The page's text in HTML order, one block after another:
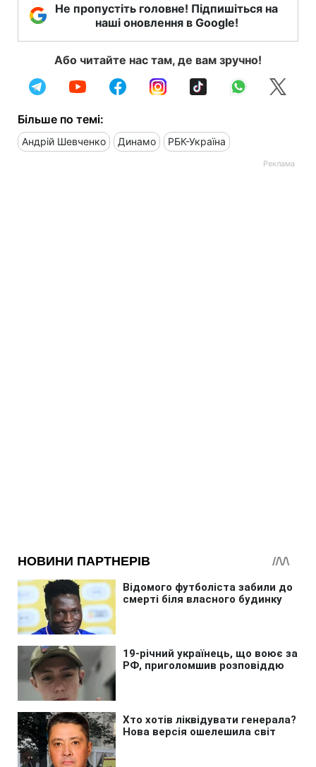
Не пропустіть головне! Підпишіться на
наші оновлення в Google!
Або читайте нас там, де вам зручно!
Більше по темі:
Андрій Шевченко Динамо РБК-Україна